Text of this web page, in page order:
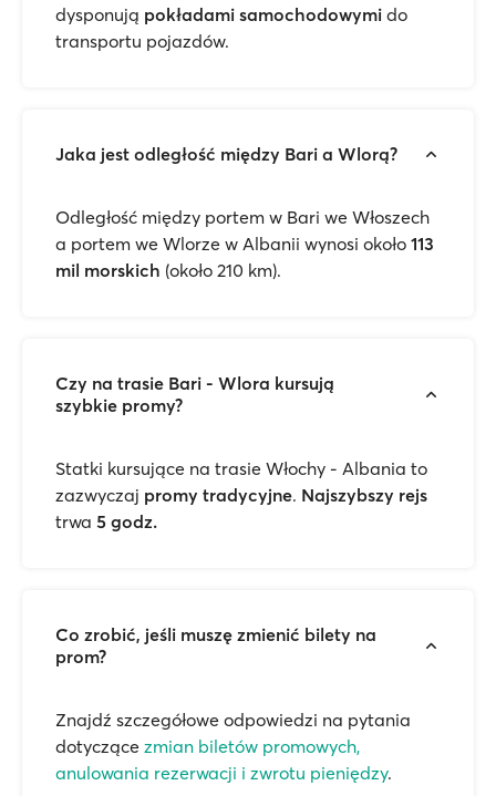
dysponują pokładami samochodowymi do
transportu pojazdów.
Jaka jest odległość między Bari a Wlorą?
Odległość między portem w Bari we Włoszech
a portem we Wlorze w Albanii wynosi około 113
mil morskich (około 210 km).
Czy na trasie Bari - Wlora kursują
szybkie promy?
Statki kursujące na trasie Włochy - Albania to
zazwyczaj promy tradycyjne. Najszybszy rejs
trwa 5 godz.
Co zrobić, jeśli muszę zmienić bilety na
prom?
Znajdź szczegółowe odpowiedzi na pytania
dotyczące zmian biletów promowych,
anulowania rezerwacji i zwrotu pieniędzy.